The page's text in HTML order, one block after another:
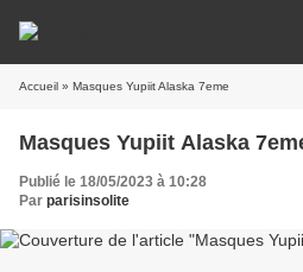
Accueil » Masques Yupiit Alaska 7eme
Masques Yupiit Alaska
Publié le 18/05/2023 à 10:28
Par parisinsolite